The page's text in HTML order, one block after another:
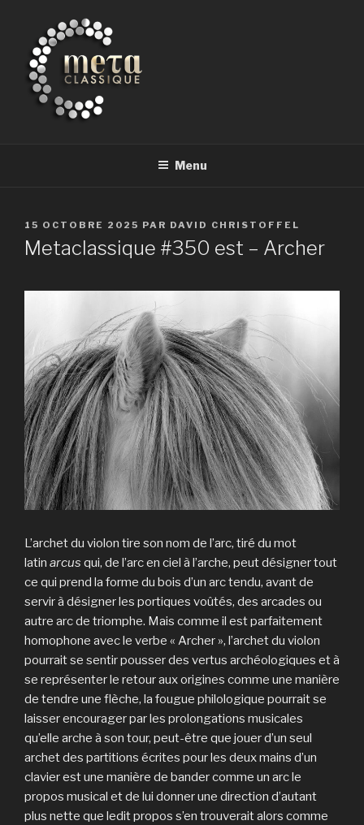
contenu
principal
Menu
PUBLIÉ
LE
15 OCTOBRE 2025 PAR DAVID CHRISTOFFEL
Metaclassique #350 est – Archer
L’archet du violon tire son nom de l’arc, tiré du mot
latin arcus qui, de l’arc en ciel à l’arche, peut désigner tout
ce qui prend la forme du bois d’un arc tendu, avant de
servir à désigner les portiques voûtés, des arcades ou
autre arc de triomphe. Mais comme il est parfaitement
homophone avec le verbe « Archer », l’archet du violon
pourrait se sentir pousser des vertus archéologiques et à
se représenter le retour aux origines comme une manière
de tendre une flèche, la fougue philologique pourrait se
laisser encourager par les prolongations musicales
qu’elle arche à son tour, peut-être que jouer d’un seul
archet des partitions écrites pour les deux mains d’un
clavier est une manière de bander comme un arc le
propos musical et de lui donner une direction d’autant
plus nette que ledit propos s’en trouverait alors comme